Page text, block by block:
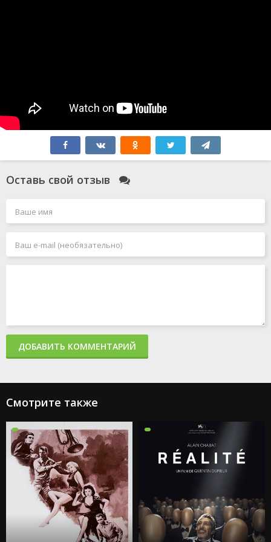
Оставь свой отзыв
ДОБАВИТЬ КОММЕНТАРИЙ
Смотрите также